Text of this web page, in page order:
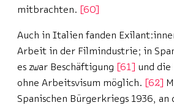
mitbrachten.
60
Auch in Italien fanden
Arbeit in der Filmindustrie; in
es zwar Beschäftigung
61
und die
ohne Arbeitsvisum möglich.
62
Spanischen Bürgerkriegs 1936, an